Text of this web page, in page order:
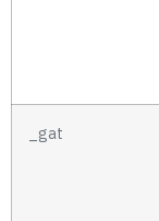
_gat